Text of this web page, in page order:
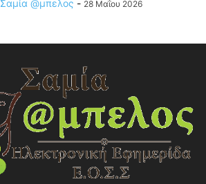
Σαμία @μπελος - 28 Μαΐου 2026